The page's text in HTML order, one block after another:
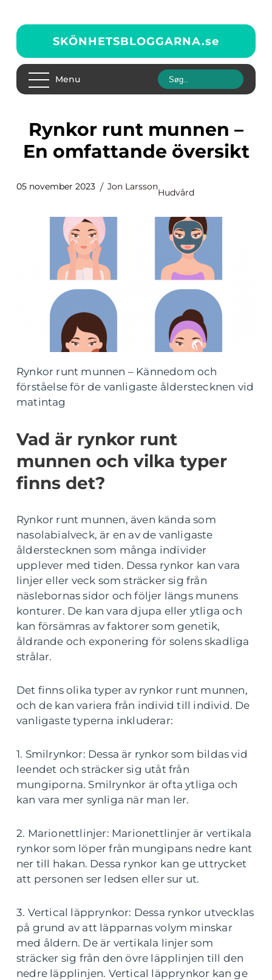
SKÖNHETSBLOGGARNA.se
Menu
Rynkor runt munnen –
En omfattande översikt
05 november 2023 Jon Larsson
Hudvård
Rynkor runt munnen – Kännedom och
förståelse för de vanligaste ålderstecknen vid
matintag
Vad är rynkor runt
munnen och vilka typer
finns det?
Rynkor runt munnen, även kända som
nasolabialveck, är en av de vanligaste
ålderstecknen som många individer
upplever med tiden. Dessa rynkor kan vara
linjer eller veck som sträcker sig från
näslebornas sidor och följer längs munens
konturer. De kan vara djupa eller ytliga och
kan försämras av faktorer som genetik,
åldrande och exponering för solens skadliga
strålar.
Det finns olika typer av rynkor runt munnen,
och de kan variera från individ till individ. De
vanligaste typerna inkluderar:
1. Smilrynkor: Dessa är rynkor som bildas vid
leendet och sträcker sig utåt från
mungiporna. Smilrynkor är ofta ytliga och
kan vara mer synliga när man ler.
2. Marionettlinjer: Marionettlinjer är vertikala
rynkor som löper från mungipans nedre kant
ner till hakan. Dessa rynkor kan ge uttrycket
att personen ser ledsen eller sur ut.
3. Vertical läpprynkor: Dessa rynkor utvecklas
på grund av att läpparnas volym minskar
med åldern. De är vertikala linjer som
sträcker sig från den övre läpplinjen till den
nedre läpplinjen. Vertical läpprynkor kan ge